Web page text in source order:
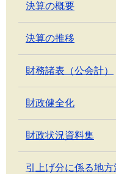
決算の概要
決算の推移
財務諸表（公会計）
財政健全化
財政状況資料集
引上げ分に係る地